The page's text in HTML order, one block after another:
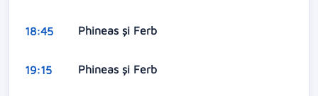
18:45 Phineas și Ferb
19:15 Phineas și Ferb